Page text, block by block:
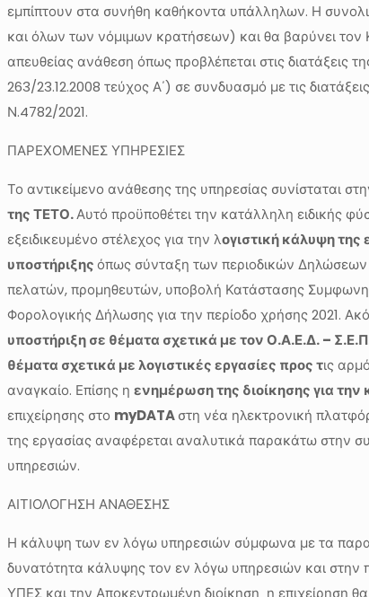
εμπίπτουν στα συνήθη καθήκοντα υπάλληλων. Η
και όλων των νόμιμων κρατήσεων) και θα βαρύνει τον
απευθείας ανάθεση όπως προβλέπεται στις
263/23.12.2008 τεύχος Α΄) σε συνδυασμό με τις
Ν.4782/2021.
ΠΑΡΕΧΟΜΕΝΕΣ ΥΠΗΡΕΣΙΕΣ
Το αντικείμενο ανάθεσης της υπηρεσίας συνίσταται
της ΤΕΤΟ.Αυτό προϋποθέτει την κατάλληλη ειδικής
εξειδικευμένο στέλεχος για την λογιστική κάλυψη της
υποστήριξηςόπως σύνταξη των περιοδικών
πελατών, προμηθευτών, υποβολή Κατάστασης
Φορολογικής Δήλωσης για την περίοδο χρήσης 2021.
υποστήριξη σε θέματα σχετικά με τον Ο.Α.Ε.Δ. –
θέματα σχετικά με λογιστικές εργασίες προς τις
αναγκαίο. Επίσης η ενημέρωση της διοίκησης για
επιχείρησης στο myDATAστη νέα ηλεκτρονική
της εργασίας αναφέρεται αναλυτικά παρακάτω στην
υπηρεσιών.
ΑΙΤΙΟΛΟΓΗΣΗ ΑΝΑΘΕΣΗΣ
Η κάλυψη των εν λόγω υπηρεσιών σύμφωνα με τα
δυνατότητα κάλυψης τον εν λόγω υπηρεσιών και
ΥΠΕΣ και την Αποκεντρωμένη διοίκηση η επιχείρηση